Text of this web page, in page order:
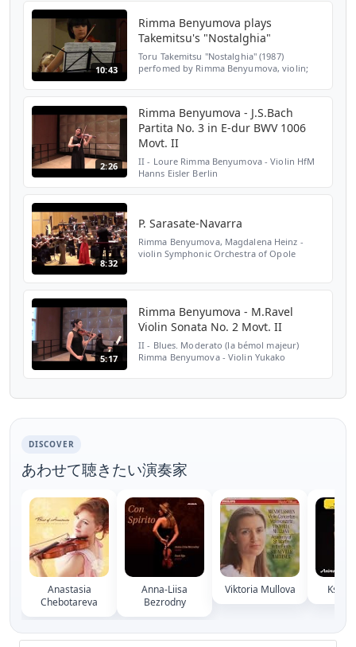
10:43
Rimma Benyumova plays
Takemitsu's "Nostalghia"
Toru Takemitsu "Nostalghia" (1987)
perfomed by Rimma Benyumova, violin;
2:26
Rimma Benyumova - J.S.Bach
Partita No. 3 in E-dur BWV 1006
Movt. II
II - Loure Rimma Benyumova - Violin HfM
Hanns Eisler Berlin
8:32
P. Sarasate-Navarra
Rimma Benyumova, Magdalena Heinz -
violin Symphonic Orchestra of Opole
5:17
Rimma Benyumova - M.Ravel
Violin Sonata No. 2 Movt. II
II - Blues. Moderato (la bémol majeur)
Rimma Benyumova - Violin Yukako
DISCOVER
あわせて聴きたい演奏家
Anastasia
Chebotareva
Anna-Liisa
Bezrodny
Viktoria Mullova